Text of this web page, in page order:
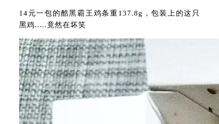
14元一包的酷黑霸王鸡条重137.8g，包装上的这只
黑鸡.....竟然在坏笑